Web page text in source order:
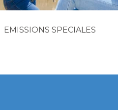
EMISSIONS SPECIALES